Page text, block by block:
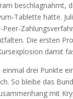
beschlagnahmt,
Tablette hatte.
Die ersten
damit
drei Punkte
So bleibe das
mit